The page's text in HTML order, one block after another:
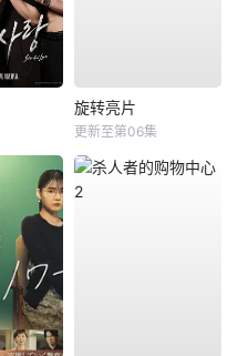
旋转亮片
更新至第06集